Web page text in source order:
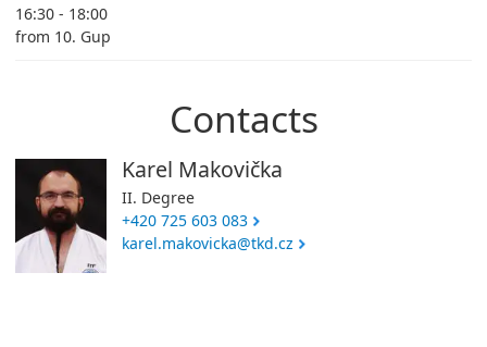
16:30 - 18:00
from 10. Gup
Contacts
Karel Makovička
II. Degree
+420 725 603 083
karel.makovicka@tkd.cz